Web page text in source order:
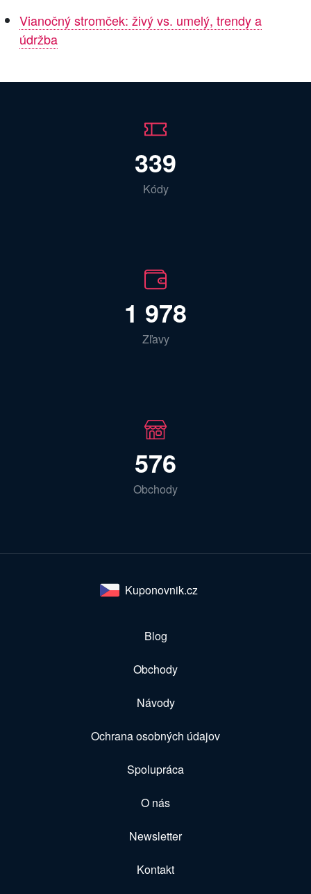
Vianočný stromček: živý vs. umelý, trendy a
údržba
339
Kódy
1 978
Zľavy
576
Obchody
Kuponovnik.cz
Blog
Obchody
Návody
Ochrana osobných údajov
Spolupráca
O nás
Newsletter
Kontakt